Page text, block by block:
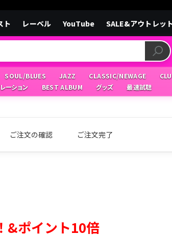
ト レーベル YouTube SALE&アウトレッ
SOUL/BLUES JAZZ CLASSIC/NEWAGE
ーション BEST ALBUM グッズ 最速試聴
ご注文の確認 ご注文完了
&ポイント10倍